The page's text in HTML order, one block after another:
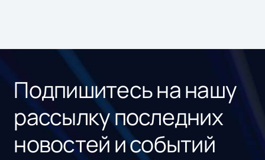
Подпишитесь на нашу
рассылку последних
новостей и событий